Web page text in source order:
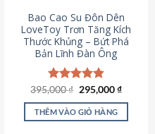
Bao Cao Su Đôn Dên
LoveToy Trơn Tăng Kích
Thước Khủng – Bứt Phá
Bản Lĩnh Đàn Ông
Được xếp
hạng4.82
5 sao
395,000₫ Giá
là:
395,000 ₫.
295,000₫Giá
tại
THÊM VÀO GIỎ HÀNG